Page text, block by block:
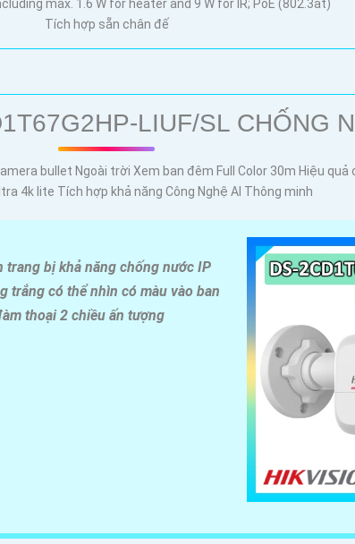
max. 1.6 W for heater and 9 W for IR; PoE (802.3at)
Tích hợp sẵn chân đế
LIUF/SL CHỐNG
bullet Ngoài trời Xem ban đêm Full Color 30m Hiệu
4k lite Tích hợp khả năng Công Nghệ AI Thông minh
trang bị khả năng chống nước IP
trắng có thể nhìn có màu vào ban
thoại 2 chiều ấn tượng